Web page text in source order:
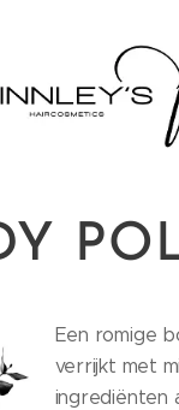
Een romige
verrijkt met
ingrediënten